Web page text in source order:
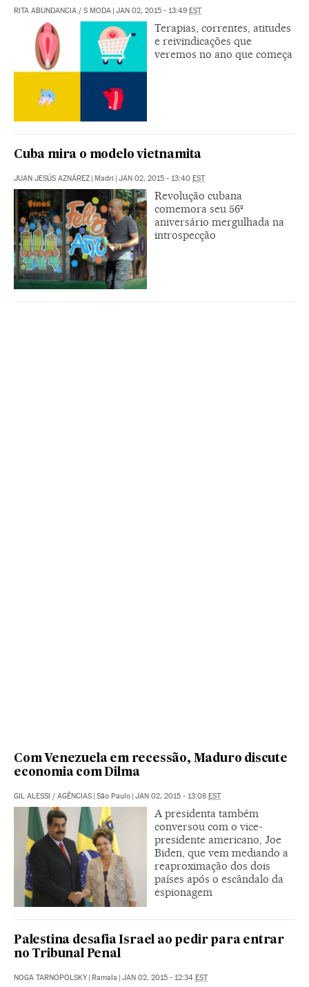
RITA ABUNDANCIA / S MODA | JAN 02, 2015 - 13:49 EST
Terapias, correntes, atitudes
e reivindicações que
veremos no ano que começa
Cuba mira o modelo vietnamita
JUAN JESÚS AZNÁREZ | Madri | JAN 02, 2015 - 13:40 EST
Revolução cubana
comemora seu 56º
aniversário mergulhada na
introspecção
Com Venezuela em recessão, Maduro discute
economia com Dilma
GIL ALESSI / AGÊNCIAS | São Paulo | JAN 02, 2015 - 13:08 EST
A presidenta também
conversou com o vice-
presidente americano, Joe
Biden, que vem mediando a
reaproximação dos dois
países após o escândalo da
espionagem
Palestina desafia Israel ao pedir para entrar
no Tribunal Penal
NOGA TARNOPOLSKY | Ramala | JAN 02, 2015 - 12:34 EST